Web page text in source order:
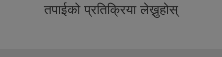
तपाईको प्रतिक्रिया लेख्नुहोस्